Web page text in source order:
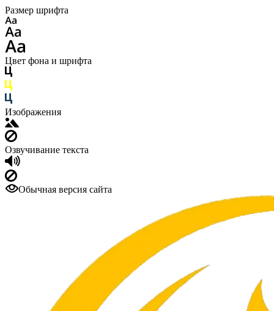
Размер шрифта
Цвет фона и шрифта
Изображения
Озвучивание текста
Обычная версия сайта